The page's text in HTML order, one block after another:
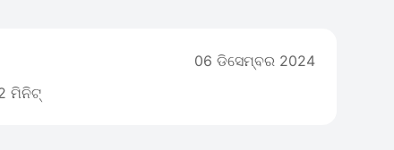
ମିନିଟ୍
06 ଡିସେମ୍ବର 2024